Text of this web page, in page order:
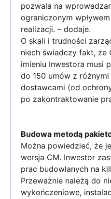
pozwala na
ograniczonym
realizacji. – dodaje.
O skali i trudności
niech świadczy fakt, że
imieniu Inwestora musi
do 150 umów z
dostawcami (od
po zakontraktowanie
Budowa metodą
Można powiedzieć, że
wersja CM. Inwestor
prac budowlanych na
Przeważnie należą do
wykończeniowe,